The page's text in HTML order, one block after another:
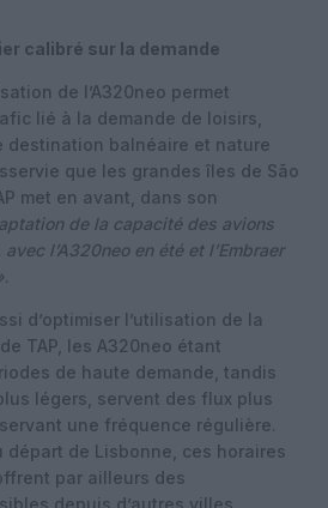
calibré sur la demande
de l’A320neo permet
lié à la demande de loisirs,
destination balnéaire et nature
que les grandes îles de São
met en avant, dans son
de la capacité des avions
l’A320neo en été et l’Embraer
.
d’optimiser l’utilisation de la
TAP, les A320neo étant
de haute demande, tandis
légers, servent des flux plus
une fréquence régulière.
départ de Lisbonne, ces horaires
par ailleurs des
depuis d’autres villes